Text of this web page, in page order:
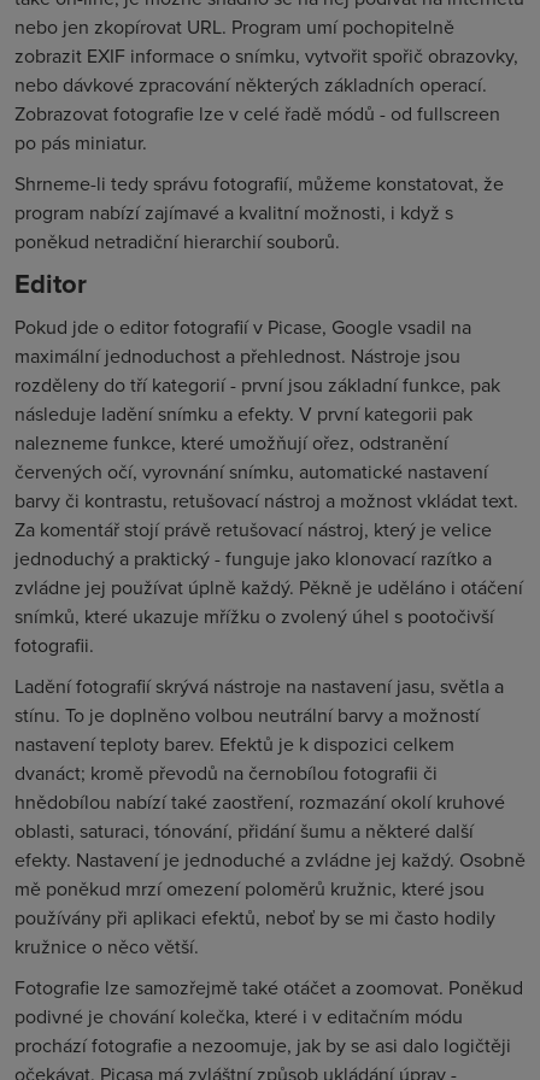
nebo jen zkopírovat URL. Program umí pochopitelně
zobrazit EXIF informace o snímku, vytvořit spořič obrazovky,
nebo dávkové zpracování některých základních operací.
Zobrazovat fotografie lze v celé řadě módů - od fullscreen
po pás miniatur.
Shrneme-li tedy správu fotografií, můžeme konstatovat, že
program nabízí zajímavé a kvalitní možnosti, i když s
poněkud netradiční hierarchií souborů.
Editor
Pokud jde o editor fotografií v Picase, Google vsadil na
maximální jednoduchost a přehlednost. Nástroje jsou
rozděleny do tří kategorií - první jsou základní funkce, pak
následuje ladění snímku a efekty. V první kategorii pak
nalezneme funkce, které umožňují ořez, odstranění
červených očí, vyrovnání snímku, automatické nastavení
barvy či kontrastu, retušovací nástroj a možnost vkládat text.
Za komentář stojí právě retušovací nástroj, který je velice
jednoduchý a praktický - funguje jako klonovací razítko a
zvládne jej používat úplně každý. Pěkně je uděláno i otáčení
snímků, které ukazuje mřížku o zvolený úhel s pootočivší
fotografii.
Ladění fotografií skrývá nástroje na nastavení jasu, světla a
stínu. To je doplněno volbou neutrální barvy a možností
nastavení teploty barev. Efektů je k dispozici celkem
dvanáct; kromě převodů na černobílou fotografii či
hnědobílou nabízí také zaostření, rozmazání okolí kruhové
oblasti, saturaci, tónování, přidání šumu a některé další
efekty. Nastavení je jednoduché a zvládne jej každý. Osobně
mě poněkud mrzí omezení poloměrů kružnic, které jsou
používány při aplikaci efektů, neboť by se mi často hodily
kružnice o něco větší.
Fotografie lze samozřejmě také otáčet a zoomovat. Poněkud
podivné je chování kolečka, které i v editačním módu
prochází fotografie a nezoomuje, jak by se asi dalo logičtěji
očekávat. Picasa má zvláštní způsob ukládání úprav -